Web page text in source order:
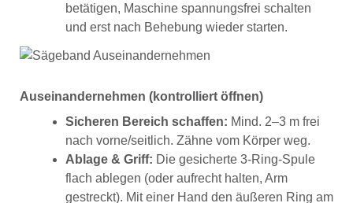
betätigen, Maschine spannungsfrei schalten
und erst nach Behebung wieder starten.
Auseinandernehmen (kontrolliert öffnen)
Sicheren Bereich schaffen: Mind. 2–3 m frei
nach vorne/seitlich. Zähne vom Körper weg.
Ablage & Griff: Die gesicherte 3-Ring-Spule
flach ablegen (oder aufrecht halten, Arm
gestreckt). Mit einer Hand den äußeren Ring am